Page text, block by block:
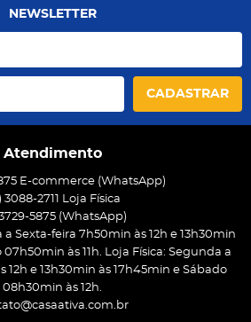
NEWSLETTER
CADASTRAR
Atendimento
E-commerce (WhatsApp)
3088-2711 Loja Física
5875 (WhatsApp)
Sexta-feira 7h50min às 12h e 13h30min
às 11h. Loja Física: Segunda a
12h e 13h30min às 17h45min e Sábado
08h30min às 12h.